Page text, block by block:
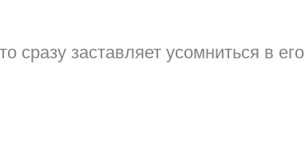
сразу заставляет усомниться в его